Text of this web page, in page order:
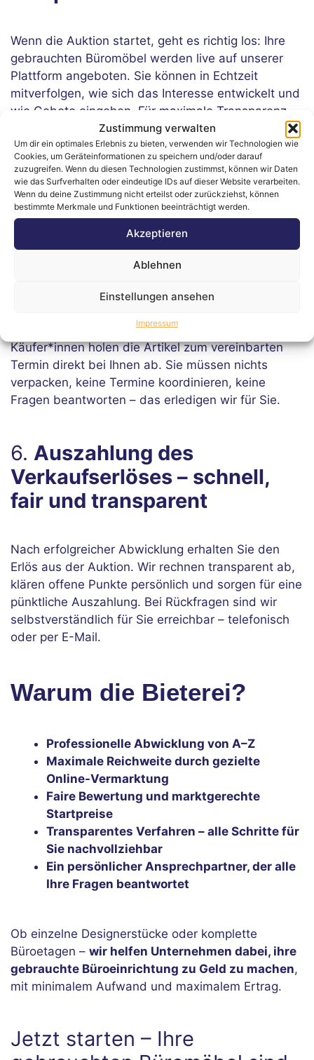
Zustimmung verwalten
Um dir ein optimales Erlebnis zu bieten, verwenden wir Technologien wie
Cookies, um Geräteinformationen zu speichern und/oder darauf
zuzugreifen. Wenn du diesen Technologien zustimmst, können wir Daten
wie das Surfverhalten oder eindeutige IDs auf dieser Website verarbeiten.
Wenn du deine Zustimmung nicht erteilst oder zurückziehst, können
bestimmte Merkmale und Funktionen beeinträchtigt werden.
Akzeptieren
Ablehnen
Einstellungen ansehen
Impressum
Wenn die Auktion startet, geht es richtig los: Ihre
gebrauchten Büromöbel werden live auf unserer
Plattform angeboten. Sie können in Echtzeit
mitverfolgen, wie sich das Interesse entwickelt und
wie Gebote eingehen. Für maximale Transparenz
informieren wir Sie regelmäßig über den Stand –
und beantworten alle Fragen, die während der
Auktion aufkommen könnten.
5.Abholung der verkauften
Artikel – unkompliziert und
wir die komplette Logistik für die Abholung. Die
Käufer*innen holen die Artikel zum vereinbarten
Termin direkt bei Ihnen ab. Sie müssen nichts
verpacken, keine Termine koordinieren, keine
Fragen beantworten – das erledigen wir für Sie.
6. Auszahlung des
Verkaufserlöses – schnell,
fair und transparent
Nach erfolgreicher Abwicklung erhalten Sie den
Erlös aus der Auktion. Wir rechnen transparent ab,
klären offene Punkte persönlich und sorgen für eine
pünktliche Auszahlung. Bei Rückfragen sind wir
selbstverständlich für Sie erreichbar – telefonisch
oder per E-Mail.
Warum die Bieterei?
Professionelle Abwicklung von A–Z
Maximale Reichweite durch gezielte
Online-Vermarktung
Faire Bewertung und marktgerechte
Startpreise
Transparentes Verfahren – alle Schritte für
Sie nachvollziehbar
Ein persönlicher Ansprechpartner, der alle
Ihre Fragen beantwortet
Ob einzelne Designerstücke oder komplette
Büroetagen – wir helfen Unternehmen dabei, ihre
gebrauchte Büroeinrichtung zu Geld zu machen,
mit minimalem Aufwand und maximalem Ertrag.
Jetzt starten – Ihre